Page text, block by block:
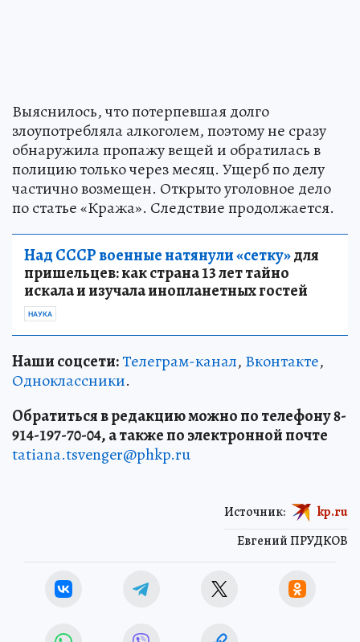
Выяснилось, что потерпевшая долго
злоупотребляла алкоголем, поэтому не сразу
обнаружила пропажу вещей и обратилась в
полицию только через месяц. Ущерб по делу
частично возмещен. Открыто уголовное дело
по статье «Кража». Следствие продолжается.
Над СССР военные натянули «сетку»для
пришельцев: как страна 13 лет тайно
искала и изучала инопланетных гостей
НАУКА
Наши соцсети:Телеграм-канал, Вконтакте,
Одноклассники.
Обратиться в редакцию можно по телефону 8-
914-197-70-04, а также по электронной почте
tatiana.tsvenger@phkp.ru
Евгений ПРУДКОВ
Источник: kp.ru